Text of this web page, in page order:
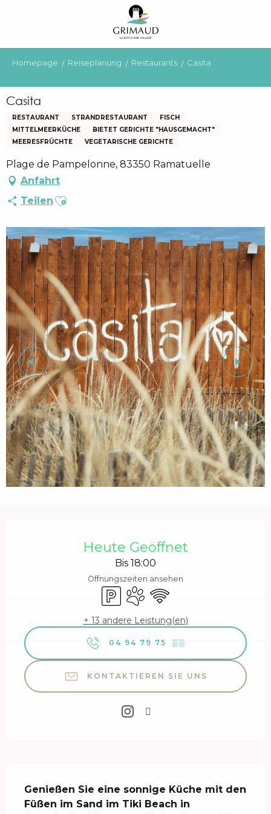
principal
Homepage Reiseplanung Restaurants Casita
Casita
RESTAURANT STRANDRESTAURANT
FISCH
MITTELMEERKÜCHE
BIETET GERICHTE "HAUSGEMACHT"
MEERESFRÜCHTE
VEGETARISCHE GERICHTE
Plage de Pampelonne, 83350 Ramatuelle
Anfahrt
Teilen Ajouter aux favoris
Heute Geöffnet
Bis 18:00
Öffnungszeiten ansehen
ParkplatzTiere erlaubt
Wi-Fi
+ 13 andere Leistung(en)
04 94 79 75 ▒▒
KONTAKTIEREN SIE UNS
Genießen Sie eine sonnige Küche mit den
Füßen im Sand im Tiki Beach in